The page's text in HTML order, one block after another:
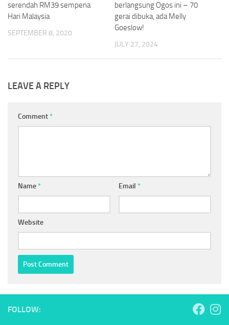
serendah RM39 sempena
Hari Malaysia
SEPTEMBER 8, 2020
berlangsung Ogos ini – 70
gerai dibuka, ada Melly
Goeslow!
JULY 27, 2024
LEAVE A REPLY
Comment*
Name* Email *
Website
FOLLOW: